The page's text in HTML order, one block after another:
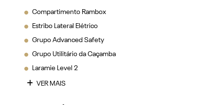
Compartimento Rambox
Estribo Lateral Elétrico
Grupo Advanced Safety
Grupo Utilitário da Caçamba
Laramie Level 2
VER MAIS